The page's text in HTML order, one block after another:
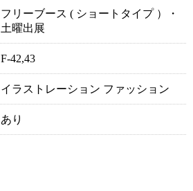
フリーブース ( ショートタイプ ）・
土曜出展
F-42,43
イラストレーション ファッション
あり